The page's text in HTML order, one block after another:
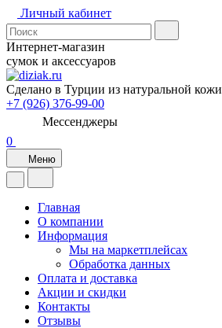
Личный кабинет
Интернет-магазин
сумок и аксессуаров
Сделано в Турции из натуральной кожи
+7 (926) 376-99-00
Мессенджеры
0
Меню
Главная
О компании
Информация
Мы на маркетплейсах
Обработка данных
Оплата и доставка
Акции и скидки
Контакты
Отзывы